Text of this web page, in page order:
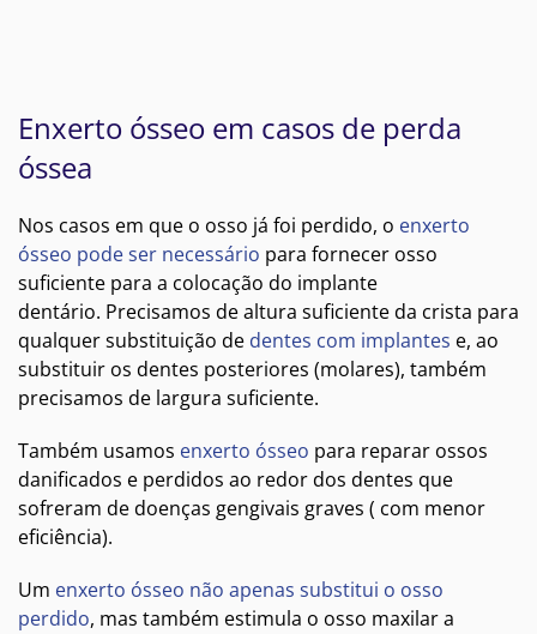
Enxerto ósseo em casos de perda
óssea
Nos casos em que o osso já foi perdido, o enxerto
ósseo pode ser necessário para fornecer osso
suficiente para a colocação do implante
dentário. Precisamos de altura suficiente da crista para
qualquer substituição de dentes com implantes e, ao
substituir os dentes posteriores (molares), também
precisamos de largura suficiente.
Também usamos enxerto ósseo para reparar ossos
danificados e perdidos ao redor dos dentes que
sofreram de doenças gengivais graves ( com menor
eficiência).
Um enxerto ósseo não apenas substitui o osso
perdido, mas também estimula o osso maxilar a